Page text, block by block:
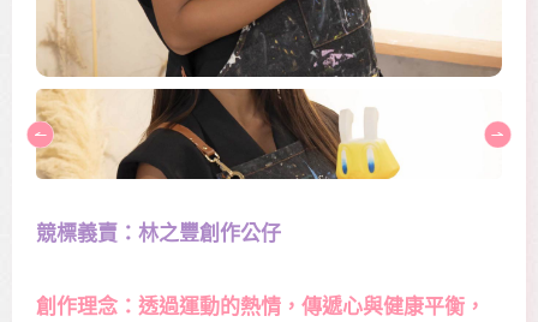
競標義賣：林之豐創作公仔
創作理念：透過運動的熱情，傳遞心與健康平衡，